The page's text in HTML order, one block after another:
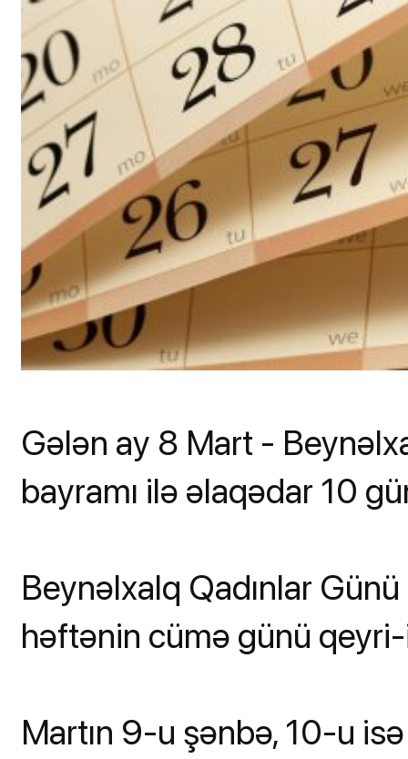
Gələn ay 8 Mart -
bayramı ilə əlaqədar 10
Beynəlxalq Qadınlar
həftənin cümə günü
Martın 9-u şənbə, 10-u